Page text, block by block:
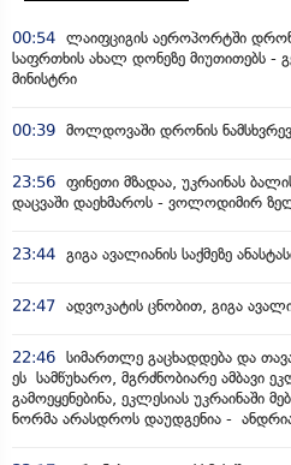
00:54 ლაიფციგის აეროპორტში
საფრთხის ახალ დონეზე მიუთითებს -
მინისტრი
00:39 მოლდოვაში დრონის
23:56 ფინეთი მზადაა, უკრაინას
დაცვაში დაეხმაროს - ვოლოდიმირ
23:44 გიგა ავალიანის საქმეზე
22:47 ადვოკატის ცნობით, გიგა
22:46 სიმართლე გაცხადდება და
ეს სამწუხარო, მგრძნობიარე ამბავი
გამოეყენებინა, ეკლესიას უკრაინაში
ნორმა არასდროს დაუდგენია - ანდრია